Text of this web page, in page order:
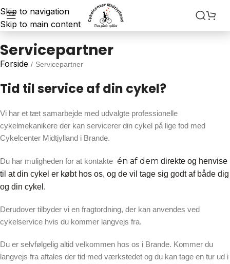
Skip to navigation
Skip to main content
Servicepartner
Forside / Servicepartner
Tid til service af din cykel?
Vi har et tæt samarbejde med udvalgte professionelle
cykelmekanikere der kan servicerer din cykel på lige fod med
Cykelcenter Midtjylland i Brande.
Du har muligheden for at kontakte én af dem direkte og henvise
til at din cykel er købt hos os, og de vil tage sig godt af både dig
og din cykel.
Derudover tilbyder vi en fragtordning, der kan anvendes ved
cykelservice hvis du kommer langvejs fra.
Du er selvfølgelig altid velkommen hos os i Brande. Kommer du
langvejs fra aftales der tid med værkstedet og du kan tage en tur ud i